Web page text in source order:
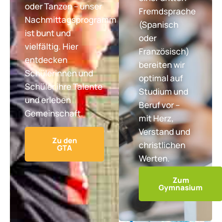
oder Tanzen – unser
Nachmittagsprogramm
ist bunt und
vielfältig. Hier
entdecken
Schülerinnen und
Schüler ihre Talente
und erleben
Gemeinschaft.
Zu den
GTA
Fremdsprache
(Spanisch
oder
Französisch)
bereiten wir
optimal auf
Studium und
Beruf vor –
mit Herz,
Verstand und
christlichen
Werten.
Zum
Gymnasium